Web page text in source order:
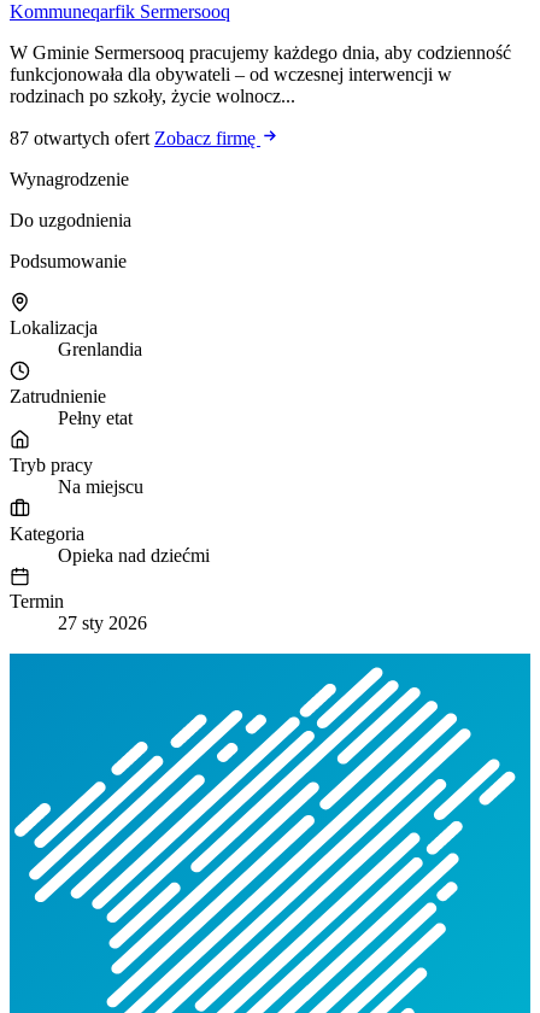
Kommuneqarfik Sermersooq
W Gminie Sermersooq pracujemy każdego dnia, aby codzienność
funkcjonowała dla obywateli – od wczesnej interwencji w
rodzinach po szkoły, życie wolnocz...
87 otwartych ofertZobacz firmę
Wynagrodzenie
Do uzgodnienia
Podsumowanie
Lokalizacja
Grenlandia
Zatrudnienie
Pełny etat
Tryb pracy
Na miejscu
Kategoria
Opieka nad dziećmi
Termin
27 sty 2026